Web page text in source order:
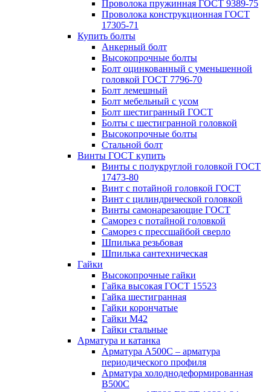
Проволока пружинная ГОСТ 9389-75
Проволока конструкционная ГОСТ
17305-71
Купить болты
Анкерный болт
Высокопрочные болты
Болт оцинкованный с уменьшенной
головкой ГОСТ 7796-70
Болт лемешный
Болт мебельный с усом
Болт шестигранный ГОСТ
Болты с шестигранной головкой
Высокопрочные болты
Стальной болт
Винты ГОСТ купить
Винты с полукруглой головкой ГОСТ
17473-80
Винт с потайной головкой ГОСТ
Винт с цилиндрической головкой
Винты самонарезающие ГОСТ
Саморез с потайной головкой
Саморез с прессшайбой сверло
Шпилька резьбовая
Шпилька сантехническая
Гайки
Высокопрочные гайки
Гайка высокая ГОСТ 15523
Гайка шестигранная
Гайки корончатые
Гайки М42
Гайки стальные
Арматура и катанка
Арматура А500С – арматура
периодического профиля
Арматура холоднодеформированная
В500С